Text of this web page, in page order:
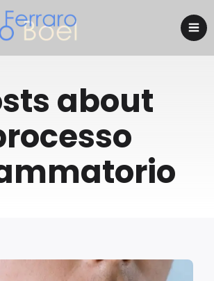
about